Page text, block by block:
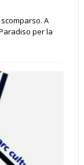
A
per la